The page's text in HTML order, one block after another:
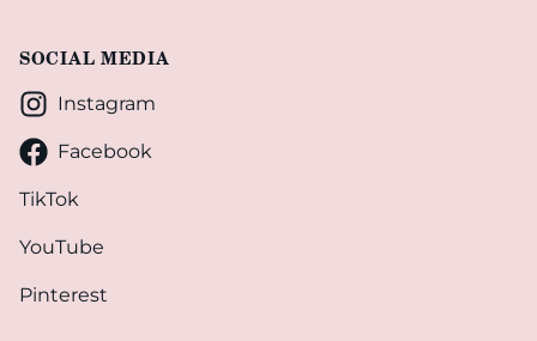
SOCIAL MEDIA
Instagram
Facebook
TikTok
YouTube
Pinterest